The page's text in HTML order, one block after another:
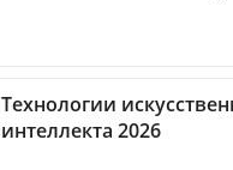
Технологии
интеллекта 2026